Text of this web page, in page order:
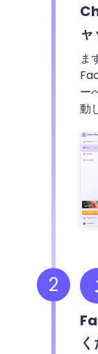
ま
ー
動
2